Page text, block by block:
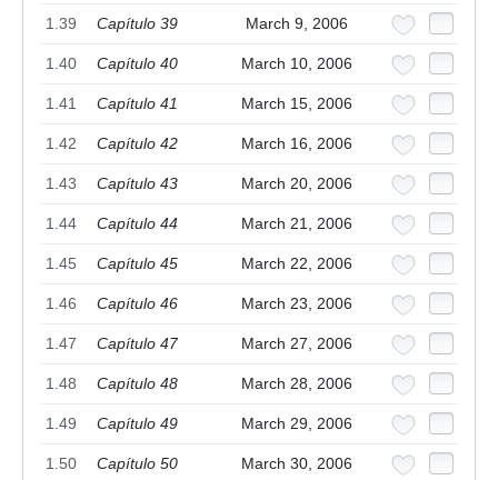
1.39 Capítulo 39 March 9, 2006
1.40 Capítulo 40 March 10, 2006
1.41 Capítulo 41 March 15, 2006
1.42 Capítulo 42 March 16, 2006
1.43 Capítulo 43 March 20, 2006
1.44 Capítulo 44 March 21, 2006
1.45 Capítulo 45 March 22, 2006
1.46 Capítulo 46 March 23, 2006
1.47 Capítulo 47 March 27, 2006
1.48 Capítulo 48 March 28, 2006
1.49 Capítulo 49 March 29, 2006
1.50 Capítulo 50 March 30, 2006